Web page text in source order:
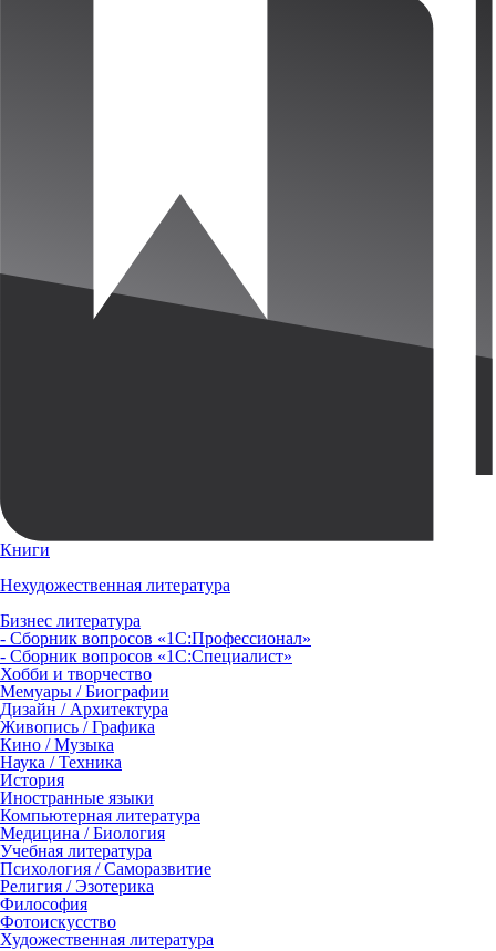
Книги
Нехудожественная литература
Бизнес литература
- Сборник вопросов «1С:Профессионал»
- Сборник вопросов «1С:Специалист»
Хобби и творчество
Мемуары / Биографии
Дизайн / Архитектура
Живопись / Графика
Кино / Музыка
Наука / Техника
История
Иностранные языки
Компьютерная литература
Медицина / Биология
Учебная литература
Психология / Саморазвитие
Религия / Эзотерика
Философия
Фотоискусство
Художественная литература